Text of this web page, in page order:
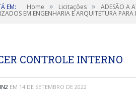
EM: Home » Licitações » ADESÃO A
EM ENGENHARIA E ARQUITETURA
CONTROLE INTERNO
EM 14 DE SETEMBRO DE 2022